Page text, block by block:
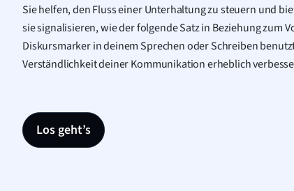
Sie helfen, den Fluss einer Unterhaltung zu steuern und
sie signalisieren, wie der folgende Satz in Beziehung zum
Diskursmarker in deinem Sprechen oder Schreiben
Verständlichkeit deiner Kommunikation erheblich
Los geht’s